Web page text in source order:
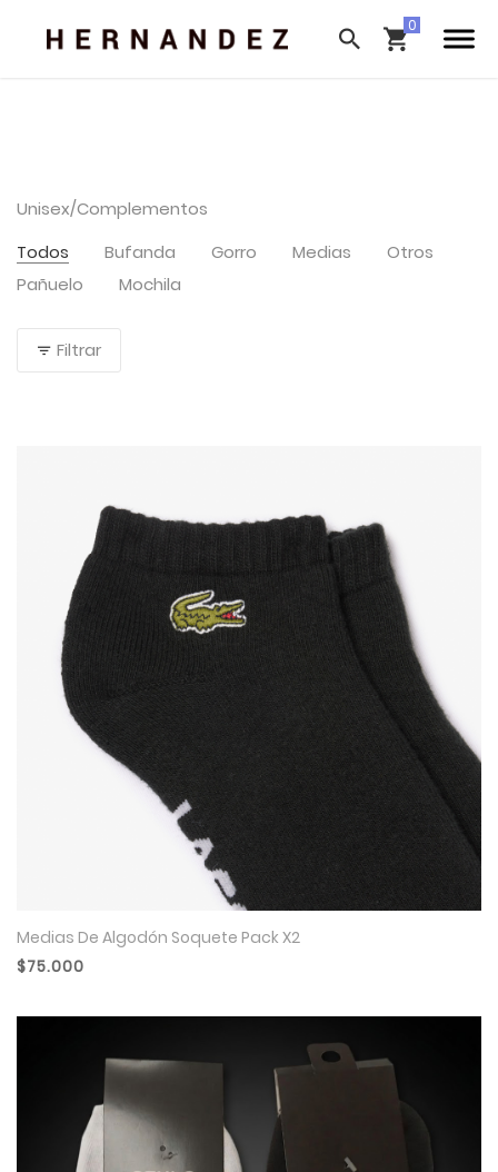
Unisex/Complementos
Todos
Bufanda Gorro Medias
Otros
Pañuelo
Mochila
Filtrar
Medias De Algodón Soquete Pack X2
$75.000